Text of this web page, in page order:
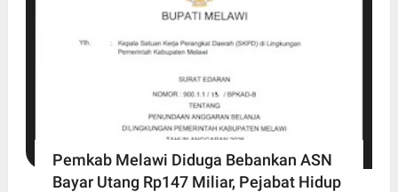
Pemkab Melawi Diduga Bebankan ASN
Bayar Utang Rp147 Miliar, Pejabat Hidup